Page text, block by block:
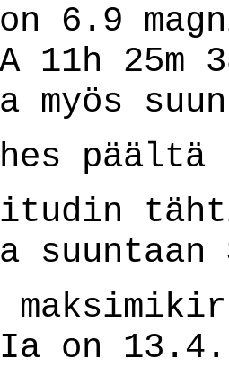
6.9
11h 25m
myös
päältä
suuntaan
on 13.4.